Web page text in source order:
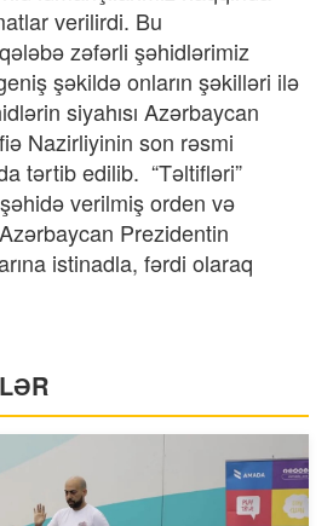
verilirdi. Bu
zəfərli şəhidlərimiz
şəkildə onların şəkilləri ilə
siyahısı Azərbaycan
Nazirliyinin son rəsmi
tərtib edilib. “Təltifləri”
verilmiş orden və
Azərbaycan Prezidentin
istinadla, fərdi olaraq